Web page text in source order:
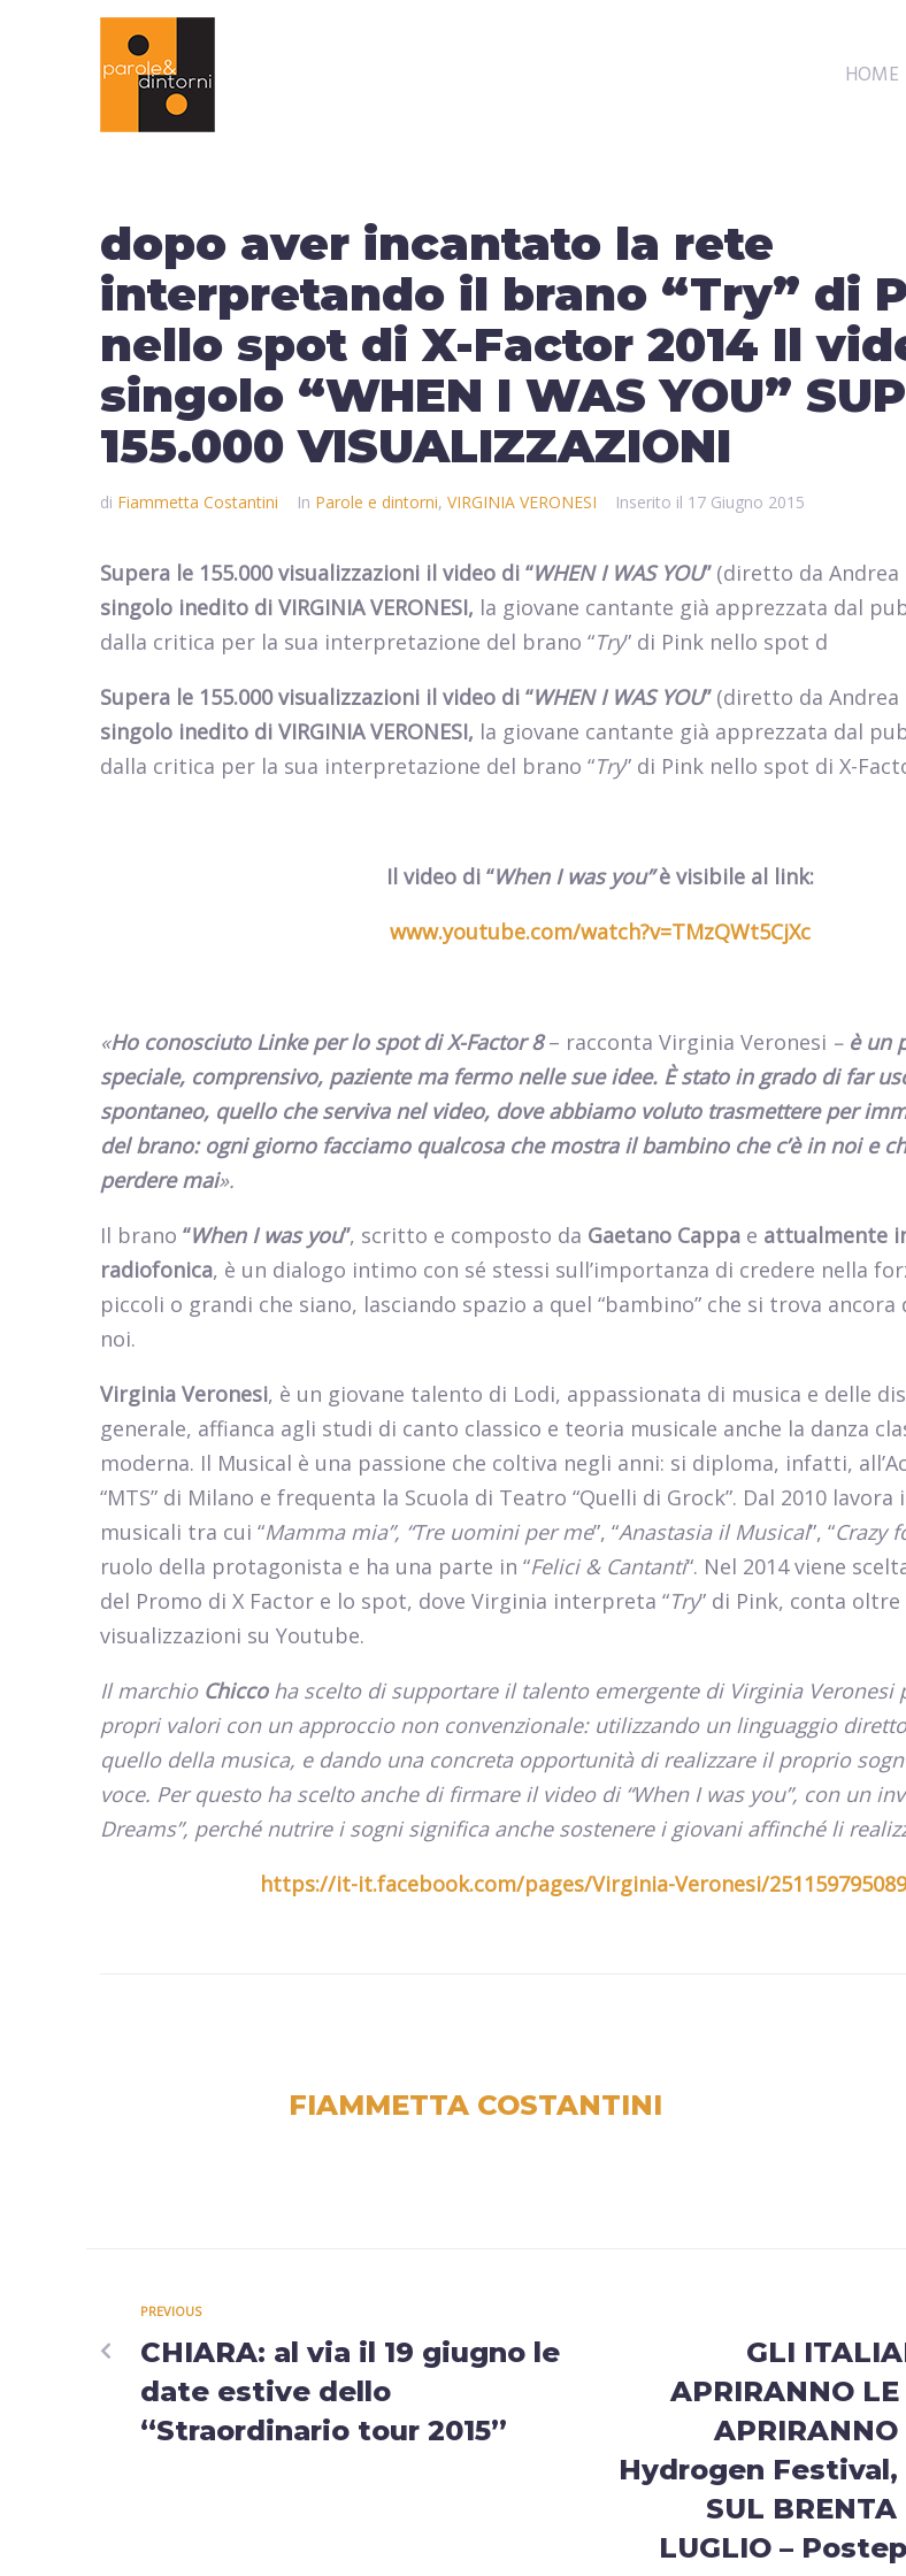
HOME
dopo aver incantato la rete
interpretando il brano “Try” di
nello spot di X-Factor 2014 Il
singolo “WHEN I WAS YOU”
155.000 VISUALIZZAZIONI
di Fiammetta Costantini In Parole e dintorni, VIRGINIA VERONESI Inserito il 17 Giugno 2015
Supera le 155.000 visualizzazioni il video di “WHEN I WAS YOU” (diretto da Andrea
singolo inedito di VIRGINIA VERONESI, la giovane cantante già apprezzata dal
dalla critica per la sua interpretazione del brano “Try” di Pink nello spot d
Supera le 155.000 visualizzazioni il video di “WHEN I WAS YOU” (diretto da Andrea
singolo inedito di VIRGINIA VERONESI, la giovane cantante già apprezzata dal
dalla critica per la sua interpretazione del brano “Try” di Pink nello spot di X-
Il video di “When I was you”è visibile al link:
www.youtube.com/watch?v=TMzQWt5CjXc
«Ho conosciuto Linke per lo spot di X-Factor 8– racconta Virginia Veronesi – è un
speciale, comprensivo, paziente ma fermo nelle sue idee. È stato in grado di far
spontaneo, quello che serviva nel video, dove abbiamo voluto trasmettere per
del brano: ogni giorno facciamo qualcosa che mostra il bambino che c’è in noi e
perdere mai».
Il brano “When I was you”, scritto e composto da Gaetano Cappa e attualmente
radiofonica, è un dialogo intimo con sé stessi sull’importanza di credere nella
piccoli o grandi che siano, lasciando spazio a quel “bambino” che si trova
noi.
Virginia Veronesi, è un giovane talento di Lodi, appassionata di musica e delle
generale, affianca agli studi di canto classico e teoria musicale anche la danza
moderna. Il Musical è una passione che coltiva negli anni: si diploma, infatti,
“MTS” di Milano e frequenta la Scuola di Teatro “Quelli di Grock”. Dal 2010
musicali tra cui “Mamma mia”, “Tre uomini per me”, “Anastasia il Musical”, “Crazy
ruolo della protagonista e ha una parte in “Felici & Cantanti“. Nel 2014 viene
del Promo di X Factor e lo spot, dove Virginia interpreta “Try” di Pink, conta oltre
visualizzazioni su Youtube.
Il marchioChiccoha scelto di supportare il talento emergente di Virginia Veronesi
propri valori con un approccio non convenzionale: utilizzando un linguaggio
quello della musica, e dando una concreta opportunità di realizzare il proprio
voce. Per questo ha scelto anche di firmare il video di “When I was you”, con un
Dreams”, perché nutrire i sogni significa anche sostenere i giovani affinché li
https://it-it.facebook.com/pages/Virginia-Veronesi/
FIAMMETTA COSTANTINI
PREVIOUS
CHIARA: al via il 19 giugno le
date estive dello
“Straordinario tour 2015”
GLI
APRIRANNO
APRIRANNO
Hydrogen Festival,
SUL
LUGLIO –